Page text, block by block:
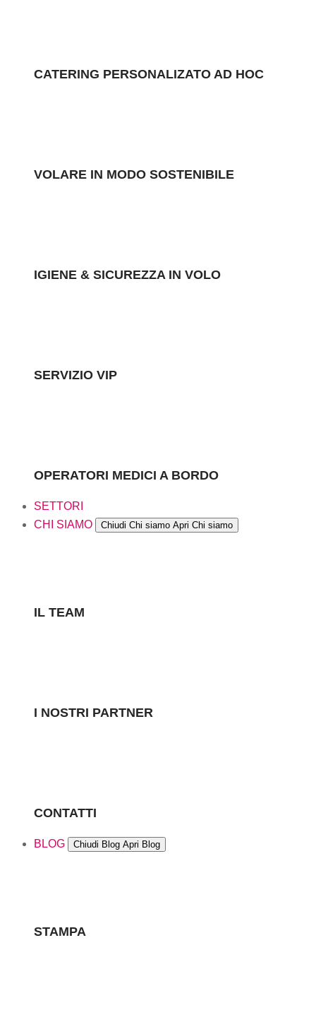
CATERING PERSONALIZATO AD HOC
VOLARE IN MODO SOSTENIBILE
IGIENE & SICUREZZA IN VOLO
SERVIZIO VIP
OPERATORI MEDICI A BORDO
SETTORI
CHI SIAMO
Chiudi Chi siamo Apri Chi siamo
IL TEAM
I NOSTRI PARTNER
CONTATTI
BLOG Chiudi Blog Apri Blog
STAMPA